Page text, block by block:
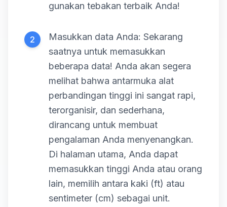
gunakan tebakan terbaik Anda!
2
Masukkan data Anda: Sekarang
saatnya untuk memasukkan
beberapa data! Anda akan segera
melihat bahwa antarmuka alat
perbandingan tinggi ini sangat rapi,
terorganisir, dan sederhana,
dirancang untuk membuat
pengalaman Anda menyenangkan.
Di halaman utama, Anda dapat
memasukkan tinggi Anda atau orang
lain, memilih antara kaki (ft) atau
sentimeter (cm) sebagai unit.